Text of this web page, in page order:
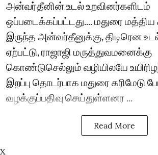
அன்வர்தீனின் உடல் உறவினர்களிடம்
ஒப்படைக்கப்பட்டது.... மதுரை மத்திய
இருந்த அன்வர்தீனுக்கு, திடிரென
ஏற்பட்டு, ராஜாஜி மருத்துவமனைக்கு
கொண்டுசெல்லும் வழியிலயே
இறப்பு தொடர்பாக மதுரை கரிமேடு
வழக்குப்பதிவு செய்துள்ளனர ...
Read More
X